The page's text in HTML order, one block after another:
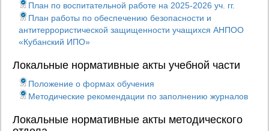
План по воспитательной работе на 2025-2026 уч. гг.
План работы по обеспечению безопасности и
антитеррористической защищенности учащихся АНПОО
«Кубанский ИПО»
Локальные нормативные акты учебной части
Положение о формах обучения
Методические рекомендации по заполнению журналов
Локальные нормативные акты методического